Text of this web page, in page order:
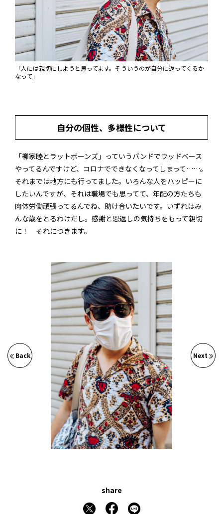
「人には親切にしようと思ってます。そういうのが自分に返ってくるか
なって」
自分の個性、多様性について
「柳家睦とラットボーンズ」っていうバンドでウッドベース
やってるんですけど、コロナでできなくなってしまって……。
それまでは地方にも行ってました。いろんな人をハッピーに
したいんですが、それは職場でも思ってて、年配の方たちも
肉体労働頑張ってるんでね、助け合いたいです。いずれはみ
んな歳をとるわけだし。感謝と恩返しの気持ちをもって親切
に！ それにつきます。
Back Next
share